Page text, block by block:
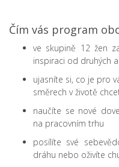
Čím vás program
ve skupině 12 žen
inspiraci od druhých
ujasníte si, co je pro
směrech v životě
naučíte se nové
na pracovním trhu
posílíte své
dráhu nebo oživíte